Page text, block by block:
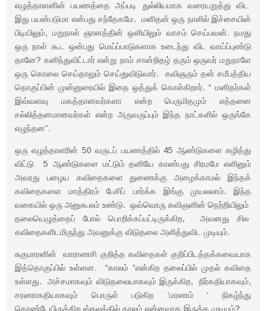
எழுத்தாளனின் பயணத்தை அப்படி துல்லியமாக வரையறுத்து விட
இது பயன்படுமா என்பது சந்தேகமே. மனிதன் ஒரு நாளில் இச்சையின்
பிடியிலும், மறுநாள் ஞானத்தின் ஒளியிலும் வாசம் செய்பவன். நமது
ஒரு நாள் கூட ஒன்பது மெய்ப்பாடுகளாக உடைந்து விட வாய்ப்புண்டு
தானே? கனிந்துவிட்டார் என்று நாம் சான்றிதழ் தரும் ஒருவர் மறுநாளே
ஒரு கொலை செய்தாலும் செய்துவிடுவார். கவிஞரும் தன் சமீபத்திய
தொகுப்பின் முன்னுரையில் இதை ஒத்துக் கொள்கிறார். “ மனிதர்கள்
இவ்வளவு மகத்தானவர்களா என்ற பெருமிதமும் எத்தனை
சல்லித்தனமானவர்கள் என்ற அருவருப்பும் இந்த நாட்களில் ஒருங்கே
எழுந்தன”.
ஒரு எழுத்தாளரின் 50 வருடப் பயணத்தில் 45 ஆண்டுகளை கழித்து
விட்டு 5 ஆண்டுகளை மட்டும் தனியே காண்பது சிரமமே எனினும்
அவரது பழைய கவிதைகளை துணைக்கு அழைக்காமல் இந்தக்
கவிதைகளை மாத்திரம் பேசிப் பார்க்க இங்கு முயலலாம். இந்த
வகையில் ஒரு அனுகூலம் உண்டு. ஒவ்வொரு கவிஞனின் நெற்றியிலும்
தலையெழுத்தைப் போல் பொறிக்கப்பட்டிருக்கிற, அவனது சில
கவிதைகளிடமிருந்து அவனுக்கு விடுதலை அளித்துவிட முடியும்.
சுகுமாரனின் வாராணசி குறித்த கவிதைகள் குறிப்பிடத்தக்கவையாக
இத்தொகுப்பில் உள்ளன. “காலம் “என்கிற தலைப்பில் முதல் கவிதை
உள்ளது. அச்சமாகவும் விடுதலையாகவும் இருக்கிற, நிர்கதியாகவும்,
சரணாகதியாகவும் பொருள் படுகிற ‘மரணம் ‘ நிகழ்ந்து
கொண்டேயிருக்கிற ஸ்தலத்தில் காலம் என்னவாக இருக்க முடியும்?